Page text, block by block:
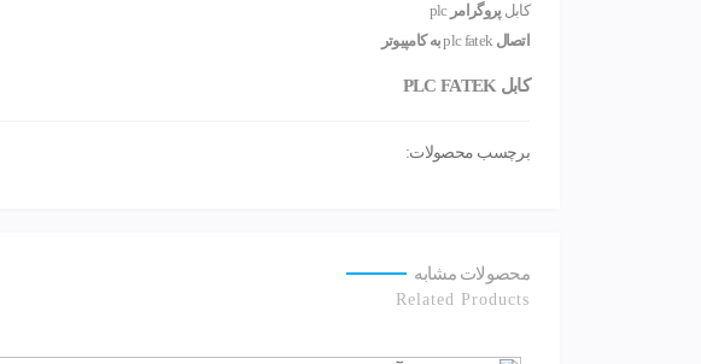
کابل پروگرامر
اتصال
به کامپیوتر
کابل PLC FATEK
برچسب محصولات:
محصولات مشابه
Related Products